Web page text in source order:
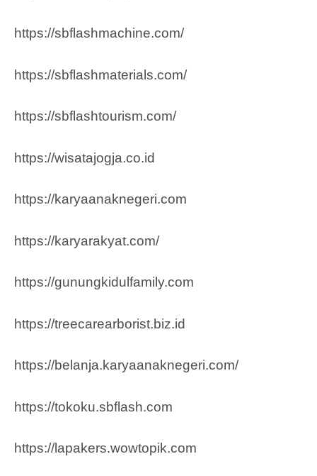
https://sbflashmachine.com/
https://sbflashmaterials.com/
https://sbflashtourism.com/
https://wisatajogja.co.id
https://karyaanaknegeri.com
https://karyarakyat.com/
https://gunungkidulfamily.com
https://treecarearborist.biz.id
https://belanja.karyaanaknegeri.com/
https://tokoku.sbflash.com
https://lapakers.wowtopik.com